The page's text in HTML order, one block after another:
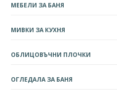
МЕБЕЛИ ЗА БАНЯ
МИВКИ ЗА КУХНЯ
ОБЛИЦОВЪЧНИ ПЛОЧКИ
ОГЛЕДАЛА ЗА БАНЯ